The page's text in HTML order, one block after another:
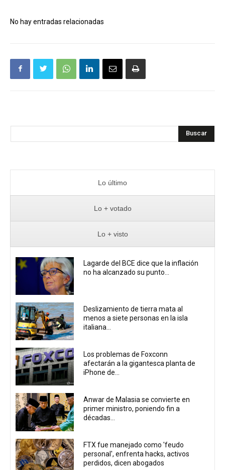
No hay entradas relacionadas
Buscar
Lo último
Lo + votado
Lo + visto
Lagarde del BCE dice que la inflación
no ha alcanzado su punto...
Deslizamiento de tierra mata al
menos a siete personas en la isla
italiana...
Los problemas de Foxconn
afectarán a la gigantesca planta de
iPhone de...
Anwar de Malasia se convierte en
primer ministro, poniendo fin a
décadas...
FTX fue manejado como 'feudo
personal', enfrenta hacks, activos
perdidos, dicen abogados